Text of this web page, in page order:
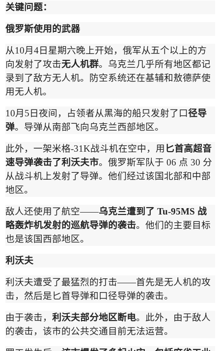
关键问题：
俄罗斯使用的武器
从10月 4日星期六晚上开始，俄军从五个以上的方
向发射了攻击无人机群。乌克兰几乎所有地区都记
录到了敌方无人机。防空系统还在基辅和敖德萨使
用无人机。
10月 5 日夜间，占领者从黑海的船只发射了口径导
弹。导弹从南部飞向乌克兰西部地区。
此外，一架米格-31K战斗机在空中，用 匕首高超音
速导弹袭击了利沃夫市。俄罗斯军队于 06 点 30 分
从战斗机上发射了导弹。他们经过该国北部和中部
地区。
敌人还使用了航空——乌克兰遭到了 Tu-95MS 战
略轰炸机发射的巡航导弹的袭击。他们的主要目标
也是该国西部地区。
利沃夫
利沃夫遭受了最猛烈的打击——首先是无人机的攻
击，然后是匕首导弹和口径导弹的袭击。
由于袭击， 利沃夫部分地区断电。此外，由于敌人
的袭击，该市的公共交通目前无法运营。